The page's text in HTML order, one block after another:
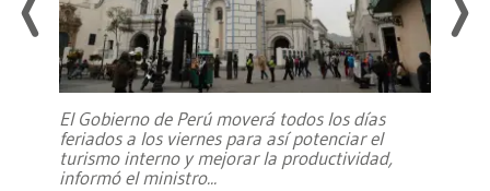
El Gobierno de Perú moverá todos los días
feriados a los viernes para así potenciar el
turismo interno y mejorar la productividad,
informó el ministro...